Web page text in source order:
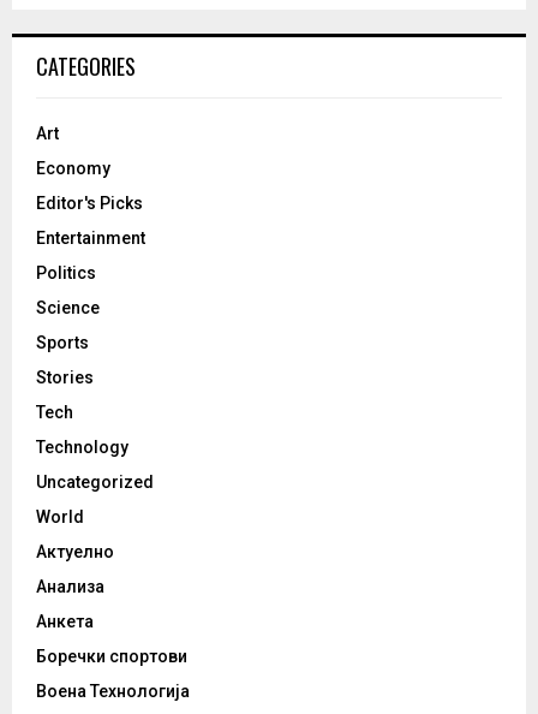
CATEGORIES
Art
Economy
Editor's Picks
Entertainment
Politics
Science
Sports
Stories
Tech
Technology
Uncategorized
World
Актуелно
Анализа
Анкета
Боречки спортови
Воена Технологија